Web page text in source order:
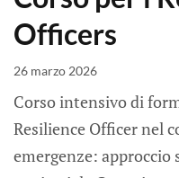
Officers
26 marzo 2026
Corso intensivo di
Resilience Officer nel
emergenze: